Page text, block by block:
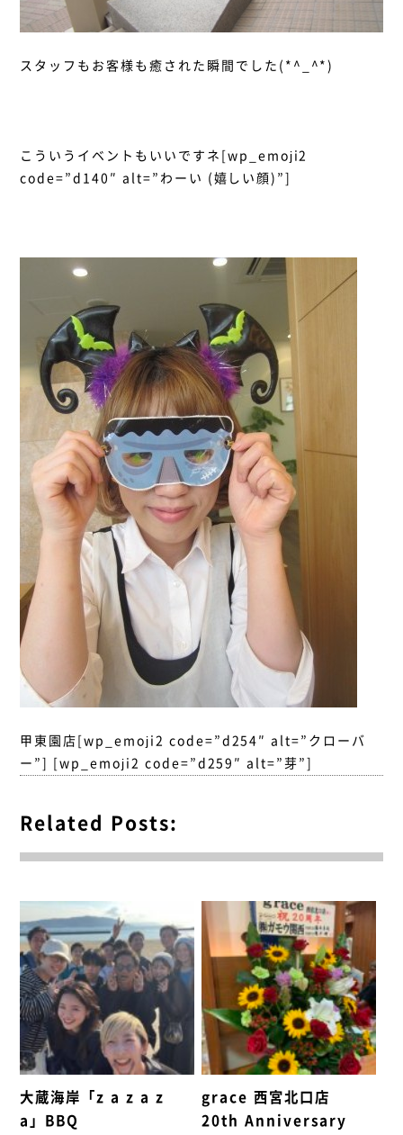
スタッフもお客様も癒された瞬間でした(*^_^*)
こういうイベントもいいですネ[wp_emoji2
code=”d140″ alt=”わーい (嬉しい顔)”]
甲東園店[wp_emoji2 code=”d254″ alt=”クローバ
ー”] [wp_emoji2 code=”d259″ alt=”芽”]
Related Posts:
大蔵海岸「z a z a z
a」BBQ
grace 西宮北口店
20th Anniversary